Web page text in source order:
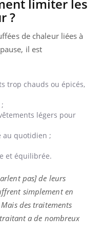
limiter les
?
de chaleur liées à
il est
trop chauds ou épicés,
légers pour
au quotidien ;
et équilibrée.
pas] de leurs
simplement en
Mais des traitements
a de nombreux